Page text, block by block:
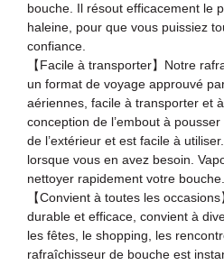
bouche. Il résout efficacement le
haleine, pour que vous puissiez
confiance.
【Facile à transporter】Notre
un format de voyage approuvé
aériennes, facile à transporter et
conception de l’embout à
de l’extérieur et est facile à
lorsque vous en avez besoin.
nettoyer rapidement votre bouche.
【Convient à toutes les
durable et efficace, convient à
les fêtes, le shopping, les
rafraîchisseur de bouche est